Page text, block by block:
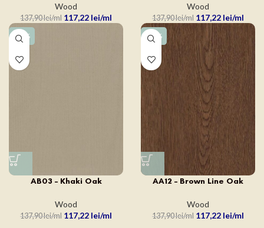
Wood
137,90lei 117,22 lei
Wood
137,90lei 117,22 lei
-15%
AB03 – Khaki Oak
Wood
137,90lei 117,22 lei
-15%
AA12 – Brown Line Oak
Wood
137,90lei 117,22 lei